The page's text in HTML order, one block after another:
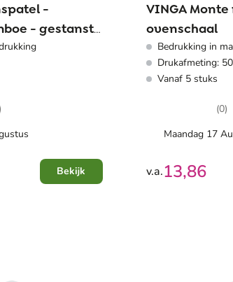
-
- gestanste
Bekijk
VINGA Monte
ovenschaal
Bedrukking in
Drukafmeting:
Vanaf 5 stuks
(0)
Maandag 17
v.a.13,86